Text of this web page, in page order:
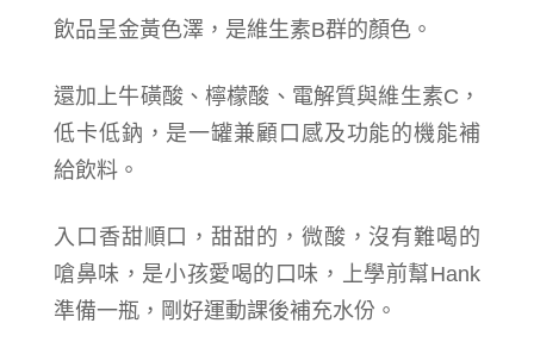
飲品呈金黃色澤，是維生素B群的顏色。
還加上牛磺酸、檸檬酸、電解質與維生素C，
低卡低鈉，是一罐兼顧口感及功能的機能補
給飲料。
入口香甜順口，甜甜的，微酸，沒有難喝的
嗆鼻味，是小孩愛喝的口味，上學前幫Hank
準備一瓶，剛好運動課後補充水份。